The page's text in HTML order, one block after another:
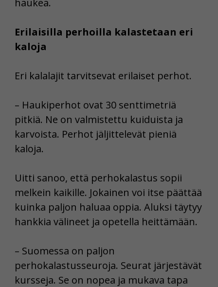
Erilaisilla perhoilla kalastetaan eri
kaloja
Eri kalalajit tarvitsevat erilaiset perhot.
– Haukiperhot ovat 30 senttimetriä
pitkiä. Ne on valmistettu kuiduista ja
karvoista. Perhot jäljittelevät pieniä
kaloja.
Uitti sanoo, että perhokalastus sopii
melkein kaikille. Jokainen voi itse päättää
kuinka paljon haluaa oppia. Aluksi täytyy
hankkia välineet ja opetella heittämään.
– Suomessa on paljon
perhokalastusseuroja. Seurat järjestävät
kursseja. Se on nopea ja mukava tapa